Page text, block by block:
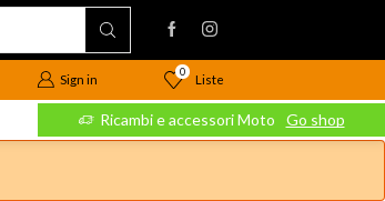
Sign in
0
Liste
Ricambi e accessori Moto Go shop